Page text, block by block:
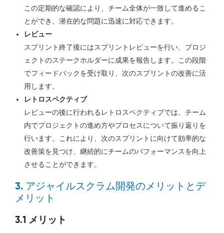
この定期的な確認により、チーム全体が一致して進めるこ
とができ、潜在的な問題に迅速に対応できます。
レビュー
スプリント終了後にはスプリントレビューを行い、プロジ
ェクトのステークホルダーに成果を報告します。この段階
でフィードバックを受け取り、次のスプリントの改善に活
用します。
レトロスペクティブ
レビューの後に行われるレトロスペクティブでは、チーム
内でプロジェクトの進め方やプロセスについて振り返りを
行います。これにより、次のスプリントに向けて効率的な
改善策を見つけ、継続的にチームのパフォーマンスを向上
させることができます。
3. アジャイルスクラム開発のメリットとデ
メリット
3.1 メリット